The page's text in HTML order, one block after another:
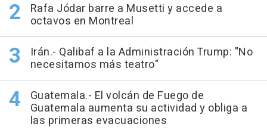
Rafa Jódar barre a Musetti y accede a
octavos en Montreal
Irán.- Qalibaf a la Administración Trump: "No
necesitamos más teatro"
Guatemala.- El volcán de Fuego de
Guatemala aumenta su actividad y obliga a
las primeras evacuaciones